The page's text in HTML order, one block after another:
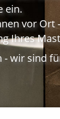
ein.
vor
Ihres
wir sind